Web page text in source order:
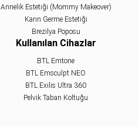
Annelik Estetiği (Mommy Makeover)
Karın Germe Estetiği
Brezilya Poposu
Kullanılan Cihazlar
BTL Emtone
BTL Emsculpt NEO
BTL Exilis Ultra 360
Pelvik Taban Koltuğu